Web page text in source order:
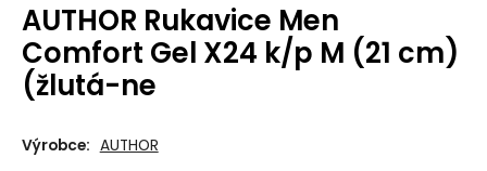
AUTHOR Rukavice Men
Comfort Gel X24 k/p M (21 cm)
(žlutá-ne
Výrobce: AUTHOR